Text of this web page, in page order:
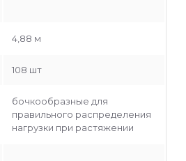
4,88 м
108 шт
бочкообразные для
правильного распределения
нагрузки при растяжении